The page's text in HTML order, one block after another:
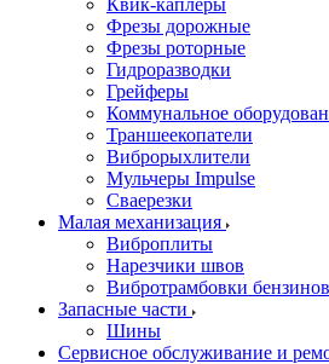
Квик-каплеры
Фрезы дорожные
Фрезы роторные
Гидроразводки
Грейферы
Коммунальное
Траншеекопатели
Виброрыхлители
Мульчеры Impulse
Сваерезки
Малая механизация
Виброплиты
Нарезчики швов
Вибротрамбовки
Запасные части
Шины
Сервисное обслуживание и